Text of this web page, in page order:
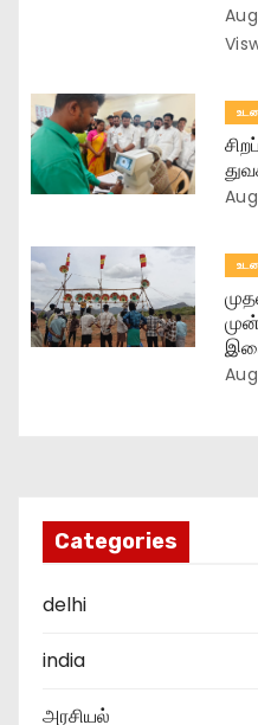
Categories
delhi
india
அரசியல்